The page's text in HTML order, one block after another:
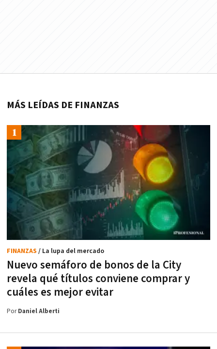
MÁS LEÍDAS DE FINANZAS
Nuevo semáforo de bonos de la City
revela qué títulos conviene comprar y
cuáles es mejor evitar
FINANZAS / La lupa del mercado
PorDaniel Alberti